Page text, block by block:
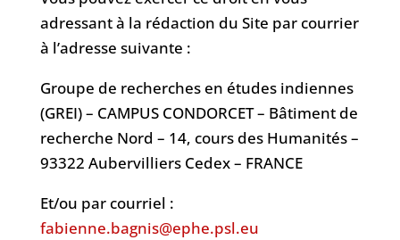
adressant à la rédaction du Site par courrier
à l’adresse suivante :
Groupe de recherches en études indiennes
(GREI) – CAMPUS CONDORCET – Bâtiment de
recherche Nord – 14, cours des Humanités –
93322 Aubervilliers Cedex – FRANCE
Et/ou par courriel :
fabienne.bagnis@ephe.psl.eu